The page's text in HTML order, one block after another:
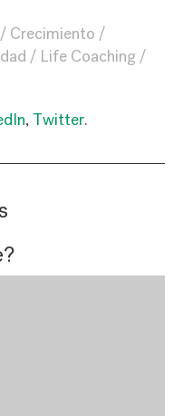
Crecimiento
Life Coaching
, Twitter.